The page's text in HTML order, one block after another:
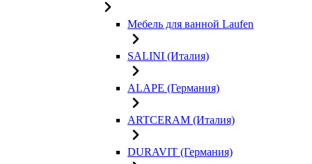
Мебель для ванной Laufen
SALINI (Италия)
ALAPE (Германия)
ARTCERAM (Италия)
DURAVIT (Германия)